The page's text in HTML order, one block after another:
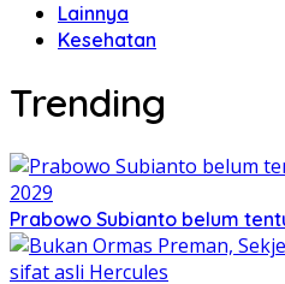
Lainnya
Kesehatan
Trending
Prabowo Subianto belum